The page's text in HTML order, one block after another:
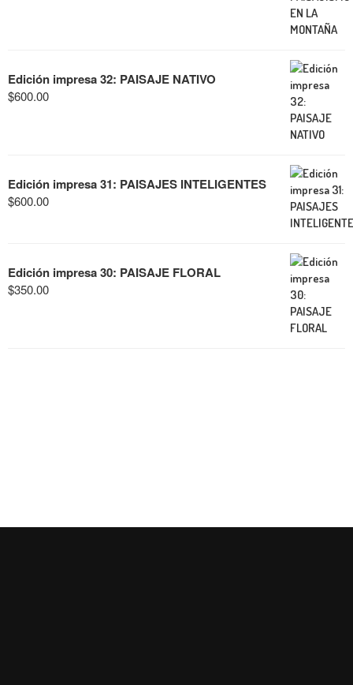
Edición impresa 32: PAISAJE NATIVO
$600.00
Edición impresa 31: PAISAJES INTELIGENTES
$600.00
Edición impresa 30: PAISAJE FLORAL
$350.00